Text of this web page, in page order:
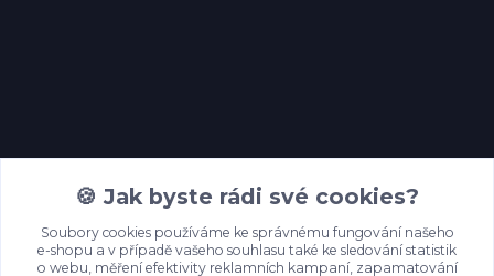
info@backyardpineyarns.cz
🍪 Jak byste rádi své cookies?
Soubory cookies používáme ke správnému fungování našeho
e-shopu a v případě vašeho souhlasu také ke sledování statistik
o webu, měření efektivity reklamních kampaní, zapamatování